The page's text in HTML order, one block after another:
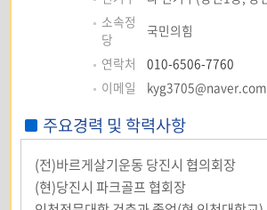
소속정
당
국민의힘
연락처
010-6506-7760
이메일
kyg3705@naver.com
주요경력 및 학력사항
(전)바르게살기운동 당진시 협의회장
(현)당진시 파크골프 협회장